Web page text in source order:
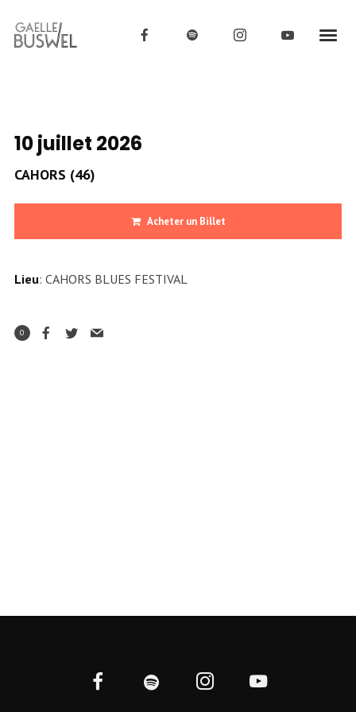
10 juillet 2026
CAHORS (46)
Acheter un Billet
Lieu: CAHORS BLUES FESTIVAL
0